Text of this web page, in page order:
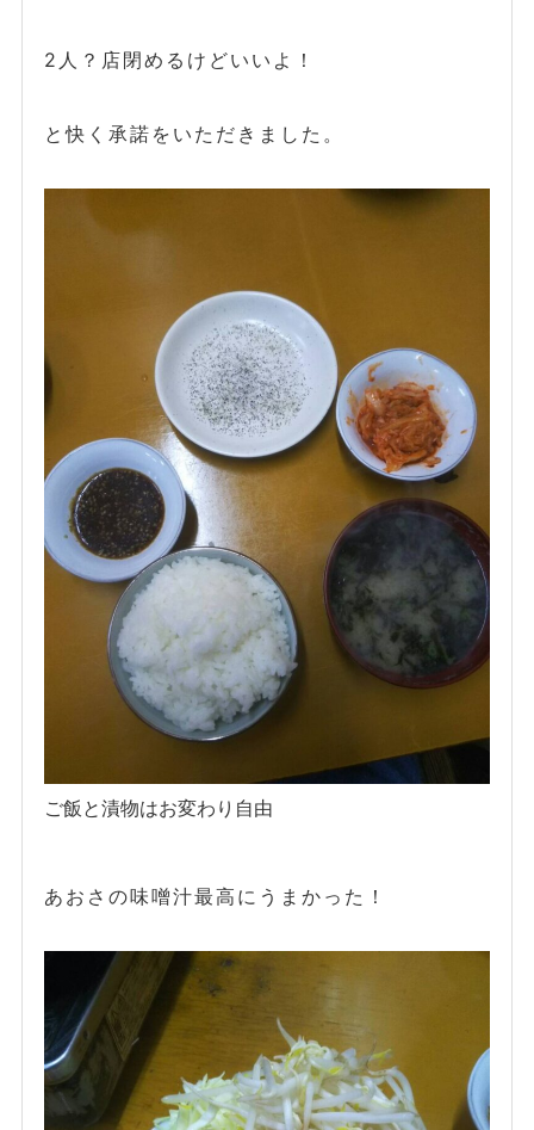
2人？店閉めるけどいいよ！
と快く承諾をいただきました。
ご飯と漬物はお変わり自由
あおさの味噌汁最高にうまかった！